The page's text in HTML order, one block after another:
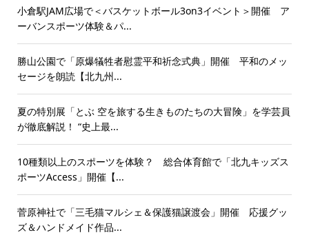
小倉駅JAM広場で＜バスケットボール3on3イベント＞開催 ア
ーバンスポーツ体験＆パ...
勝山公園で「原爆犠牲者慰霊平和祈念式典」開催 平和のメッ
セージを朗読【北九州...
夏の特別展「とぶ 空を旅する生きものたちの大冒険」を学芸員
が徹底解説！ “史上最...
10種類以上のスポーツを体験？ 総合体育館で「北九キッズス
ポーツAccess」開催【...
菅原神社で「三毛猫マルシェ＆保護猫譲渡会」開催 応援グッ
ズ＆ハンドメイド作品...